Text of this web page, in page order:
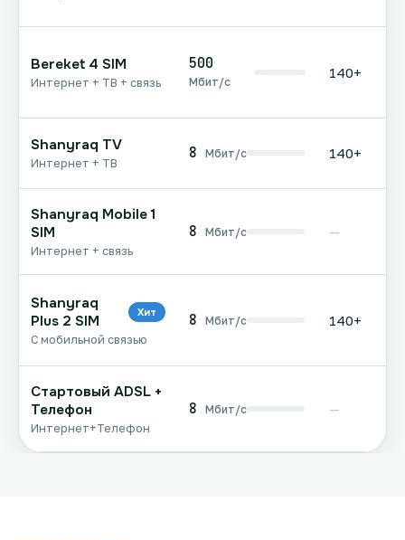
Bereket 4 SIM
Интернет + ТВ + связь
500
Мбит/с
140+
Shanyraq TV
Интернет + ТВ
8 Мбит/с 140+
Shanyraq Mobile 1
SIM
Интернет + связь
8 Мбит/с —
Shanyraq
Plus 2 SIM
Хит
С мобильной связью
8 Мбит/с 140+
Стартовый ADSL +
Телефон
Интернет+Телефон
8 Мбит/с —